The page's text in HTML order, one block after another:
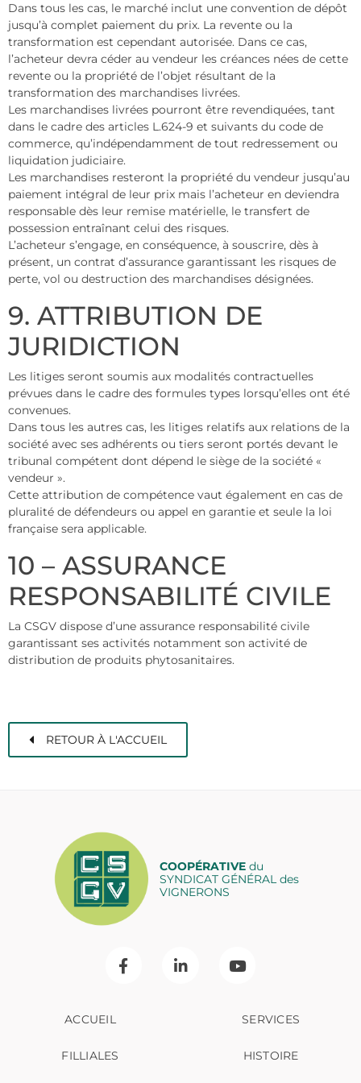
Dans tous les cas, le marché inclut une convention de dépôt
jusqu’à complet paiement du prix. La revente ou la
transformation est cependant autorisée. Dans ce cas,
l’acheteur devra céder au vendeur les créances nées de cette
revente ou la propriété de l’objet résultant de la
transformation des marchandises livrées.
Les marchandises livrées pourront être revendiquées, tant
dans le cadre des articles L.624-9 et suivants du code de
commerce, qu’indépendamment de tout redressement ou
liquidation judiciaire.
Les marchandises resteront la propriété du vendeur jusqu’au
paiement intégral de leur prix mais l’acheteur en deviendra
responsable dès leur remise matérielle, le transfert de
possession entraînant celui des risques.
L’acheteur s’engage, en conséquence, à souscrire, dès à
présent, un contrat d’assurance garantissant les risques de
perte, vol ou destruction des marchandises désignées.
9. ATTRIBUTION DE
JURIDICTION
Les litiges seront soumis aux modalités contractuelles
prévues dans le cadre des formules types lorsqu’elles ont été
convenues.
Dans tous les autres cas, les litiges relatifs aux relations de la
société avec ses adhérents ou tiers seront portés devant le
tribunal compétent dont dépend le siège de la société «
vendeur ».
Cette attribution de compétence vaut également en cas de
pluralité de défendeurs ou appel en garantie et seule la loi
française sera applicable.
10 – ASSURANCE
RESPONSABILITÉ CIVILE
La CSGV dispose d’une assurance responsabilité civile
garantissant ses activités notamment son activité de
distribution de produits phytosanitaires.
RETOUR À L'ACCUEIL
COOPÉRATIVEdu
SYNDICAT GÉNÉRAL des
VIGNERONS
ACCUEIL SERVICES
FILLIALES HISTOIRE